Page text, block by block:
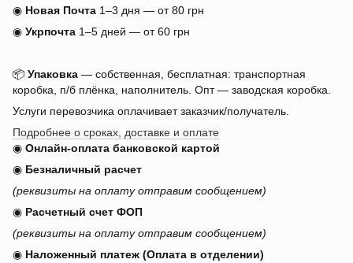
◉ Новая Почта 1–3 дня — от 80 грн
◉ Укрпочта 1–5 дней — от 60 грн
📦 Упаковка — собственная, бесплатная: транспортная
коробка, п/б плёнка, наполнитель. Опт — заводская коробка.
Услуги перевозчика оплачивает заказчик/получатель.
Подробнее о сроках, доставке и оплате
◉ Онлайн-оплата банковской картой
◉ Безналичный расчет
(реквизиты на оплату отправим сообщением)
◉ Расчетный счет ФОП
(реквизиты на оплату отправим сообщением)
◉ Наложенный платеж (Оплата в отделении)